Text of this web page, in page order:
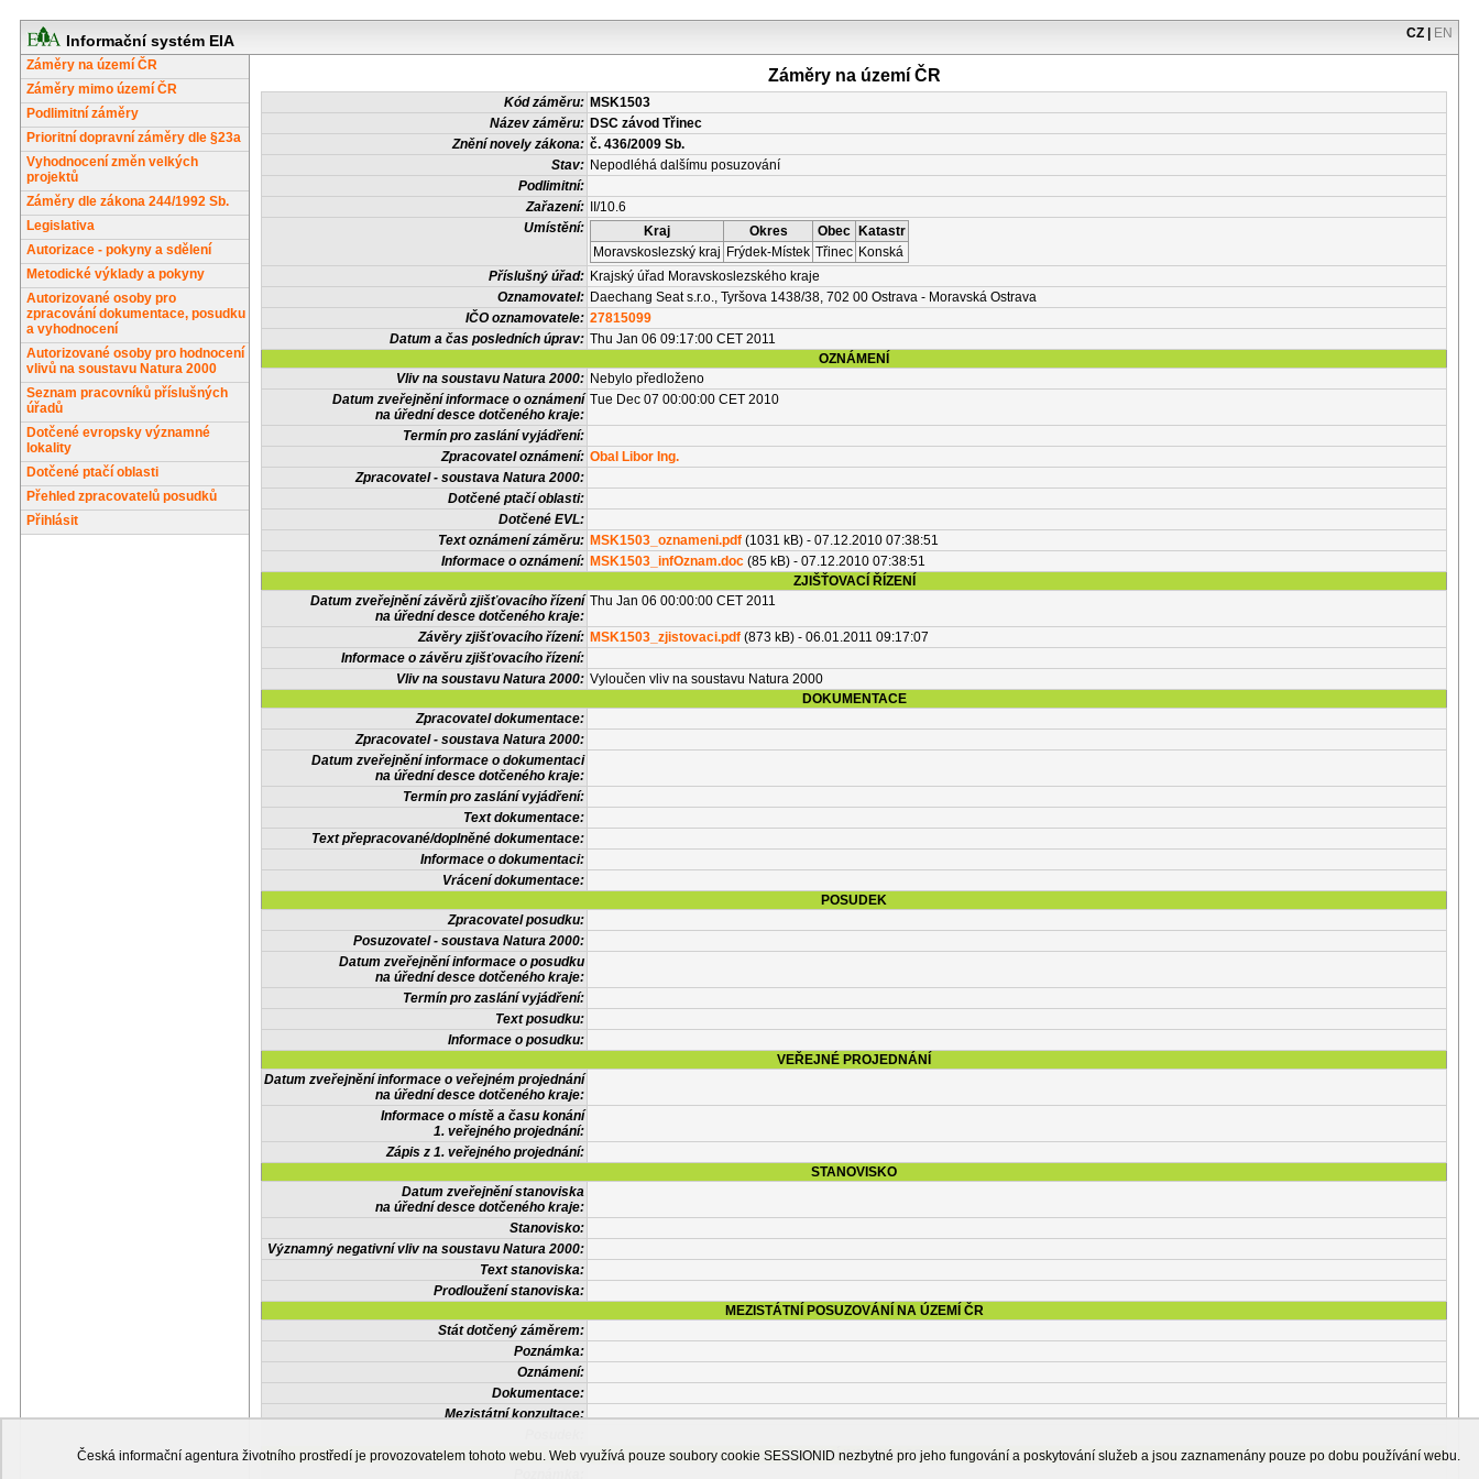
Informační systém EIA CZ EN
Záměry na území ČR
Záměry mimo území ČR
Podlimitní záměry
Prioritní dopravní záměry dle §23a
Vyhodnocení změn velkých
projektů
Záměry dle zákona 244/1992 Sb.
Legislativa
Autorizace - pokyny a sdělení
Metodické výklady a pokyny
Autorizované osoby pro
zpracování dokumentace, posudku
a vyhodnocení
Autorizované osoby pro hodnocení
vlivů na soustavu Natura 2000
Seznam pracovníků příslušných
úřadů
Dotčené evropsky významné
lokality
Dotčené ptačí oblasti
Přehled zpracovatelů posudků
Přihlásit
Záměry na území ČR
Kód záměru: MSK1503
Název záměru: DSC závod Třinec
Znění novely zákona: č. 436/2009 Sb.
Stav: Nepodléhá dalšímu posuzování
Podlimitní:
Zařazení:
II/10.6
Umístění:
Kraj Okres Obec
Katastr
Moravskoslezský kraj Frýdek-Místek Třinec Konská
Příslušný úřad: Krajský úřad Moravskoslezského kraje
Oznamovatel: Daechang Seat s.r.o., Tyršova 1438/38, 702 00 Ostrava - Moravská Ostrava
IČO oznamovatele: 27815099
Datum a čas posledních úprav: Thu Jan 06 09:17:00 CET 2011
OZNÁMENÍ
Vliv na soustavu Natura 2000: Nebylo předloženo
Datum zveřejnění informace o oznámení
na úřední desce dotčeného kraje:
Tue Dec 07 00:00:00 CET 2010
Termín pro zaslání vyjádření:
Zpracovatel oznámení: Obal Libor Ing.
Zpracovatel - soustava Natura 2000:
Dotčené ptačí oblasti:
Dotčené EVL:
Text oznámení záměru: MSK1503_oznameni.pdf (1031 kB) - 07.12.2010 07:38:51
Informace o oznámení: MSK1503_infOznam.doc (85 kB) - 07.12.2010 07:38:51
ZJIŠŤOVACÍ ŘÍZENÍ
Datum zveřejnění závěrů zjišťovacího řízení
na úřední desce dotčeného kraje:
Thu Jan 06 00:00:00 CET 2011
Závěry zjišťovacího řízení: MSK1503_zjistovaci.pdf (873 kB) - 06.01.2011 09:17:07
Informace o závěru zjišťovacího řízení:
Vliv na soustavu Natura 2000: Vyloučen vliv na soustavu Natura 2000
DOKUMENTACE
Zpracovatel dokumentace:
Zpracovatel - soustava Natura 2000:
Datum zveřejnění informace o dokumentaci
na úřední desce dotčeného kraje:
Termín pro zaslání vyjádření:
Text dokumentace:
Text přepracované/doplněné dokumentace:
Informace o dokumentaci:
Vrácení dokumentace:
POSUDEK
Zpracovatel posudku:
Posuzovatel - soustava Natura 2000:
Datum zveřejnění informace o posudku
na úřední desce dotčeného kraje:
Termín pro zaslání vyjádření:
Text posudku:
Informace o posudku:
VEŘEJNÉ PROJEDNÁNÍ
Datum zveřejnění informace o veřejném projednání
na úřední desce dotčeného kraje:
Informace o místě a času konání
1. veřejného projednání:
Zápis z 1. veřejného projednání:
STANOVISKO
Datum zveřejnění stanoviska
na úřední desce dotčeného kraje:
Stanovisko:
Významný negativní vliv na soustavu Natura 2000:
Text stanoviska:
Prodloužení stanoviska:
MEZISTÁTNÍ POSUZOVÁNÍ NA ÚZEMÍ ČR
Stát dotčený záměrem:
Poznámka:
Oznámení:
Dokumentace:
Mezistátní konzultace:
OSTATNÍ INFORMACE
Česká informační agentura životního prostředí je provozovatelem tohoto webu. Web využívá pouze soubory cookie SESSIONID nezbytné pro jeho fungování a poskytování služeb a jsou zaznamenány pouze po dobu používání webu.